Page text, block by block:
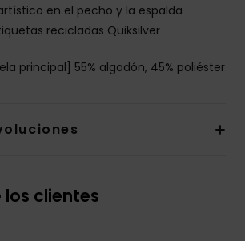
en el pecho y la espalda
recicladas Quiksilver
principal] 55% algodón, 45% poliéster
los clientes